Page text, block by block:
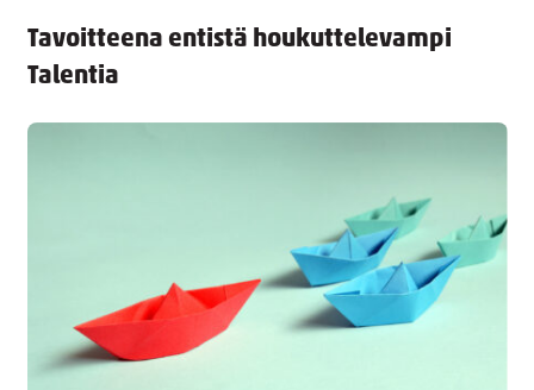
Tavoitteena entistä houkuttelevampi
Talentia